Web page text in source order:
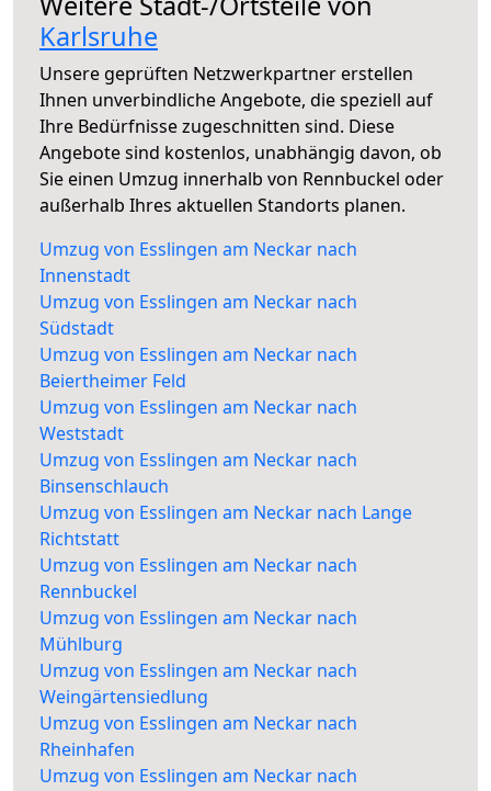
Karlsruhe
Unsere geprüften Netzwerkpartner erstellen
Ihnen unverbindliche Angebote, die speziell auf
Ihre Bedürfnisse zugeschnitten sind. Diese
Angebote sind kostenlos, unabhängig davon, ob
Sie einen Umzug innerhalb von Rennbuckel oder
außerhalb Ihres aktuellen Standorts planen.
Umzug von Esslingen am Neckar nach
Innenstadt
Umzug von Esslingen am Neckar nach
Südstadt
Umzug von Esslingen am Neckar nach
Beiertheimer Feld
Umzug von Esslingen am Neckar nach
Weststadt
Umzug von Esslingen am Neckar nach
Binsenschlauch
Umzug von Esslingen am Neckar nach Lange
Richtstatt
Umzug von Esslingen am Neckar nach
Rennbuckel
Umzug von Esslingen am Neckar nach
Mühlburg
Umzug von Esslingen am Neckar nach
Weingärtensiedlung
Umzug von Esslingen am Neckar nach
Rheinhafen
Umzug von Esslingen am Neckar nach